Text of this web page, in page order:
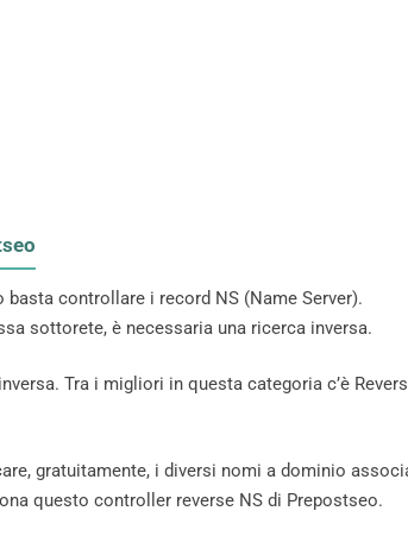
controllare i record NS (Name Server).
sottorete, è necessaria una ricerca inversa.
Tra i migliori in questa categoria c’è
gratuitamente, i diversi nomi a dominio
questo controller reverse NS di Prepostseo.